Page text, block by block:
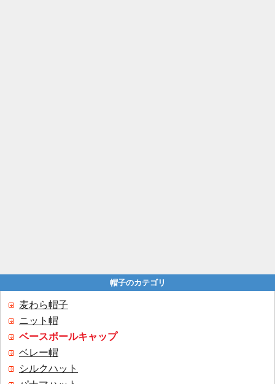
帽子のカテゴリ
麦わら帽子
ニット帽
ベースボールキャップ
ベレー帽
シルクハット